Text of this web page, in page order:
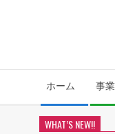
Navigation
Menu
ホーム 事
WHAT’S NEW!!